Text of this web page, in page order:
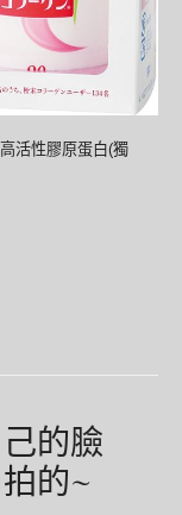
活性膠原蛋白(獨
的臉
的~